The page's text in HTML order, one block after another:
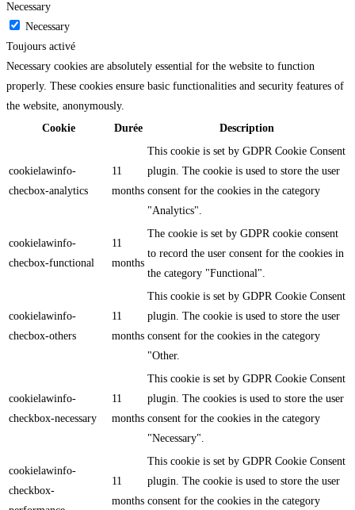
Necessary
Necessary
Toujours activé
Necessary cookies are absolutely essential for the website to function
properly. These cookies ensure basic functionalities and security features of
the website, anonymously.
Cookie
Durée Description
cookielawinfo-
checbox-analytics
11
months
This cookie is set by GDPR Cookie Consent
plugin. The cookie is used to store the user
consent for the cookies in the category
"Analytics".
cookielawinfo-
checbox-functional
11
months
The cookie is set by GDPR cookie consent
to record the user consent for the cookies in
the category "Functional".
cookielawinfo-
checbox-others
11
months
This cookie is set by GDPR Cookie Consent
plugin. The cookie is used to store the user
consent for the cookies in the category
"Other.
cookielawinfo-
checkbox-necessary
11
months
This cookie is set by GDPR Cookie Consent
plugin. The cookies is used to store the user
consent for the cookies in the category
"Necessary".
cookielawinfo-
checkbox-
11
months
This cookie is set by GDPR Cookie Consent
plugin. The cookie is used to store the user
consent for the cookies in the category